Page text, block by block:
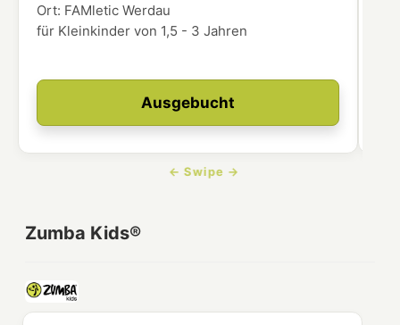
Ausgebucht
Ort: FAMletic Werdau
für Kleinkinder von 1,5 - 3 Jahren
Zumba Kids®